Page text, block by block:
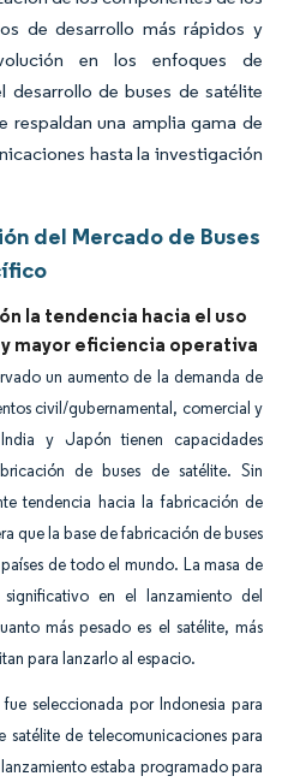
de desarrollo más rápidos y
en los enfoques de
de buses de satélite
respaldan una amplia gama de
hasta la investigación
del Mercado de Buses
la tendencia hacia el uso
mayor eficiencia operativa
un aumento de la demanda de
civil/gubernamental, comercial y
y Japón tienen capacidades
de buses de satélite. Sin
tendencia hacia la fabricación de
que la base de fabricación de buses
de todo el mundo. La masa de
en el lanzamiento del
más pesado es el satélite, más
para lanzarlo al espacio.
seleccionada por Indonesia para
satélite de telecomunicaciones para
estaba programado para